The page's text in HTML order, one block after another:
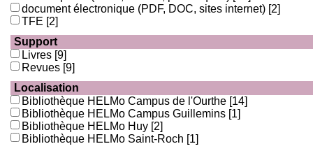
document électronique (PDF, DOC, sites internet) [2]
TFE [2]
Support
Livres [9]
Revues [9]
Localisation
Bibliothèque HELMo Campus de l'Ourthe [14]
Bibliothèque HELMo Campus Guillemins [1]
Bibliothèque HELMo Huy [2]
Bibliothèque HELMo Saint-Roch [1]